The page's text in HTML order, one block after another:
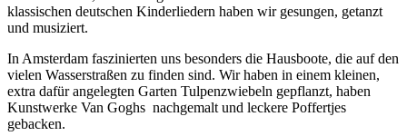
klassischen deutschen Kinderliedern haben wir gesungen, getanzt
und musiziert.
In Amsterdam faszinierten uns besonders die Hausboote, die auf den
vielen Wasserstraßen zu finden sind. Wir haben in einem kleinen,
extra dafür angelegten Garten Tulpenzwiebeln gepflanzt, haben
Kunstwerke Van Goghs nachgemalt und leckere Poffertjes
gebacken.